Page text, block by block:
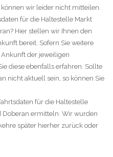
wir leider nicht mitteilen.
für die Haltestelle Markt
Hier stellen wir Ihnen den
bereit. Sofern Sie weitere
der jeweiligen
diese ebenfalls erfahren. Sollte
nicht aktuell sein, so können Sie
für die Haltestelle
Doberan ermitteln. Wir wurden
später hierher zurück oder